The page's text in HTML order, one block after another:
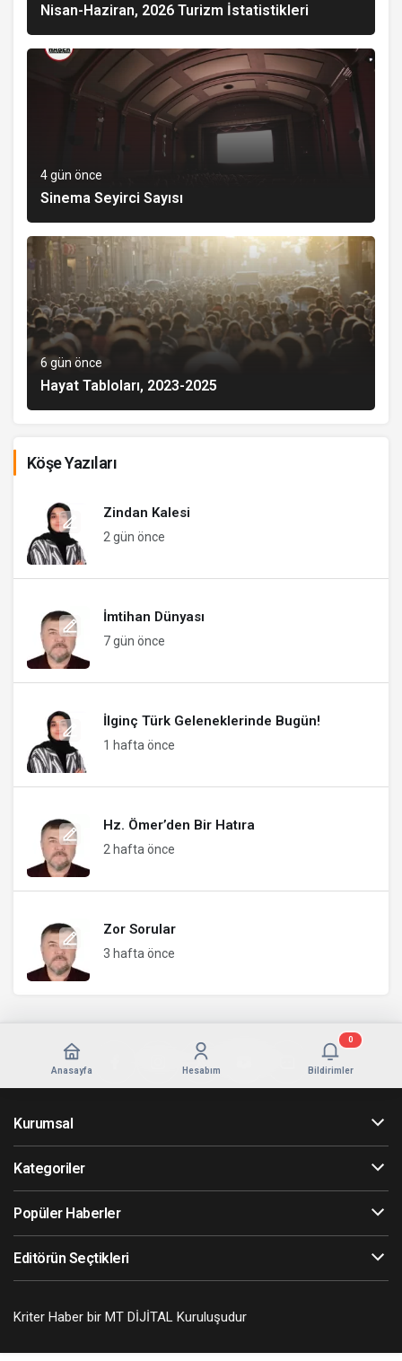
Nisan-Haziran, 2026 Turizm İstatistikleri
4 gün önce
Sinema Seyirci Sayısı
6 gün önce
Hayat Tabloları, 2023-2025
Köşe Yazıları
Zindan Kalesi
2 gün önce
İmtihan Dünyası
7 gün önce
İlginç Türk Geleneklerinde Bugün!
1 hafta önce
Hz. Ömer’den Bir Hatıra
2 hafta önce
Zor Sorular
3 hafta önce
Anasayfa Hesabım Bildirimler
0
Kurumsal
Kategoriler
Popüler Haberler
Editörün Seçtikleri
Kriter Haber bir MT DİJİTAL Kuruluşudur